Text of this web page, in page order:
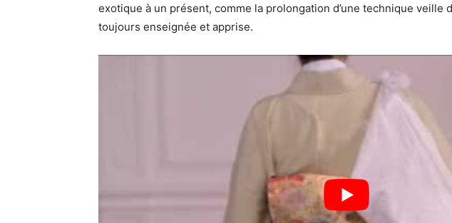
exotique à un présent, comme la prolongation d’une technique veille
toujours enseignée et apprise.